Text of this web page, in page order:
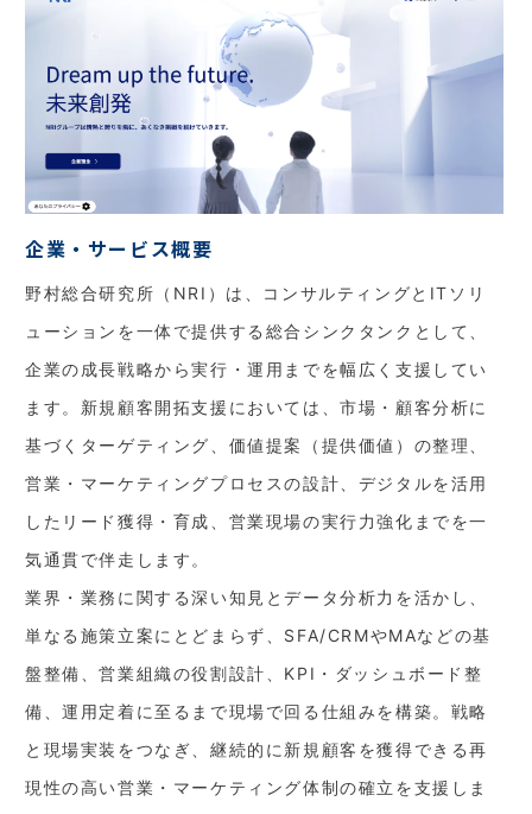
企業・サービス概要
野村総合研究所（NRI）は、コンサルティングとITソリ
ューションを一体で提供する総合シンクタンクとして、
企業の成長戦略から実行・運用までを幅広く支援してい
ます。新規顧客開拓支援においては、市場・顧客分析に
基づくターゲティング、価値提案（提供価値）の整理、
営業・マーケティングプロセスの設計、デジタルを活用
したリード獲得・育成、営業現場の実行力強化までを一
気通貫で伴走します。
業界・業務に関する深い知見とデータ分析力を活かし、
単なる施策立案にとどまらず、SFA/CRMやMAなどの基
盤整備、営業組織の役割設計、KPI・ダッシュボード整
備、運用定着に至るまで現場で回る仕組みを構築。戦略
と現場実装をつなぎ、継続的に新規顧客を獲得できる再
現性の高い営業・マーケティング体制の確立を支援しま